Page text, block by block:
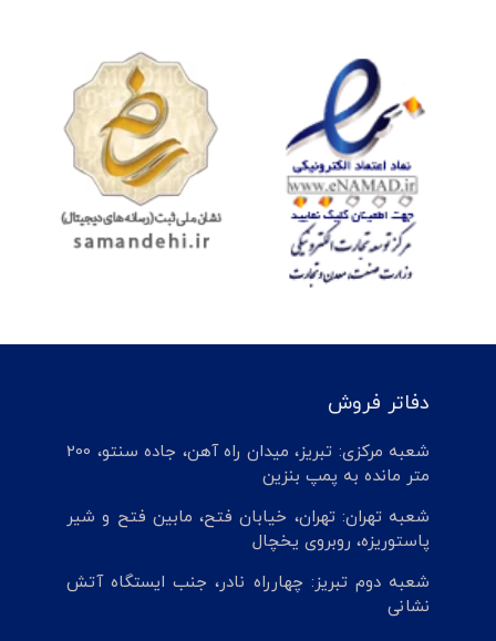
دفاتر فروش
شعبه مرکزی: تبریز، میدان راه آهن، جاده سنتو، 200
متر مانده به پمپ بنزین
شعبه تهران: تهران، خیابان فتح، مابین فتح و شیر
پاستوریزه، روبروی یخچال
شعبه دوم تبریز: چهارراه نادر، جنب ایستگاه آتش
نشانی